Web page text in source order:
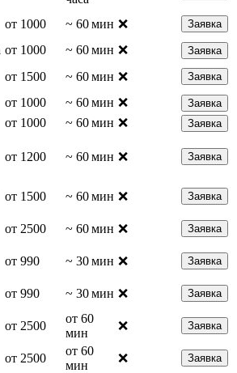
от 1000 ~ 60 мин ❌ Заявка
от 1000 ~ 60 мин ❌ Заявка
от 1500 ~ 60 мин ❌ Заявка
от 1000 ~ 60 мин ❌ Заявка
от 1000 ~ 60 мин ❌ Заявка
от 1200 ~ 60 мин ❌ Заявка
от 1500 ~ 60 мин ❌ Заявка
от 2500 ~ 60 мин ❌ Заявка
от 990 ~ 30 мин ❌ Заявка
от 990 ~ 30 мин ❌ Заявка
от 2500
от 60
мин
❌ Заявка
от 2500
от 60
мин
❌ Заявка